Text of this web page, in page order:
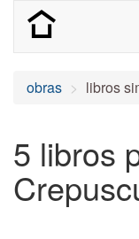
obras libros
5 libros